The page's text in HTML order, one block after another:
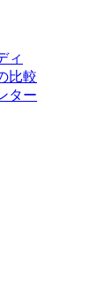
ィ
比較
ター